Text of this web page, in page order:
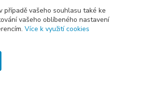
případě vašeho souhlasu také ke
vašeho oblíbeného nastavení
Více k využití cookies